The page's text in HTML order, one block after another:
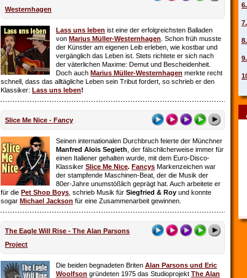
Westernhagen
Lass uns leben ist eine der erfolgreichsten Balladen
von Marius Müller-Westernhagen . Schon früh musste
der Künstler am eigenen Leib erleben, wie kostbar und
vergänglich das Leben ist. Stets richtete er sich nach
der väterlichen Maxime: Demut und Bescheidenheit.
Doch auch Marius Müller-Westernhagen merkte recht
schnell, dass das alltägliche Leben sein Tribut fordert, so schrieb er den
Klassiker: Lass uns leben!
Slice Me Nice - Fancy
Seinen internationalen Durchbruch feierte der Münchner
Manfred Alois Segieth , der fälschlicherweise immer für
einen Italiener gehalten wurde, mit dem Euro-Disco-
Klassiker Slice Me Nice. Fancys Markenzeichen war
der stampfende Maschinen-Beat, der die Musik der
80er-Jahre unumstößlich geprägt hat. Auch arbeitete er
für die Pet Shop Boys , schrieb Musik für Siegfried & Roy und konnte
sogar Michael Jackson für eine Zusammenarbeit gewinnen.
The Eagle Will Rise - The Alan Parsons
Project
Die beiden begnadeten Briten Alan Parsons und Eric
Woolfson gründeten 1975 das Studioprojekt The Alan